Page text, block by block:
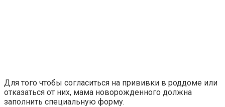
Для того чтобы согласиться на прививки в роддоме или
отказаться от них, мама новорожденного должна
заполнить специальную форму.